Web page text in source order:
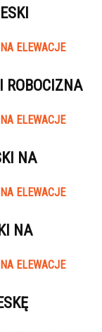
ELEWACJE
ROBOCIZNA
ELEWACJE
NA
ELEWACJE
NA
ELEWACJE